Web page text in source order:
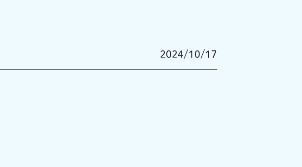
2024/10/17